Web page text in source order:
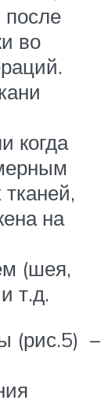
после
во
когда
на
(шея,
т.д.
(рис.5) –